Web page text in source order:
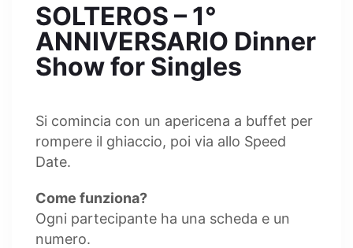
SOLTEROS – 1°
ANNIVERSARIO Dinner
Show for Singles
Si comincia con un apericena a buffet per
rompere il ghiaccio, poi via allo Speed
Date.
Come funziona?
Ogni partecipante ha una scheda e un
numero.